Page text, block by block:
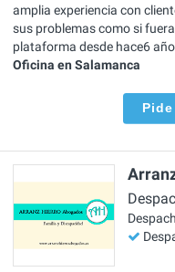
amplia experiencia con
sus problemas como si
plataforma desde hace6
Oficina en Salamanca